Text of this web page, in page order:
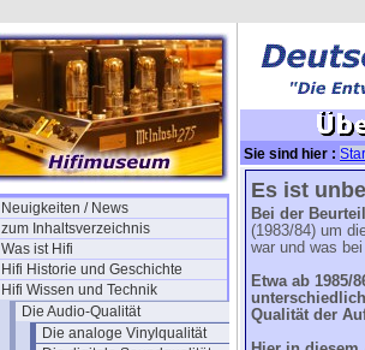
Neuigkeiten / News
zum Inhaltsverzeichnis
Was ist Hifi
Hifi Historie und Geschichte
Hifi Wissen und Technik
Die Audio-Qualität
Die analoge Vinylqualität
Sie sind hier :
Es ist
Bei der
(1983/84) um
war und was
Etwa ab 1985/
Qualität der